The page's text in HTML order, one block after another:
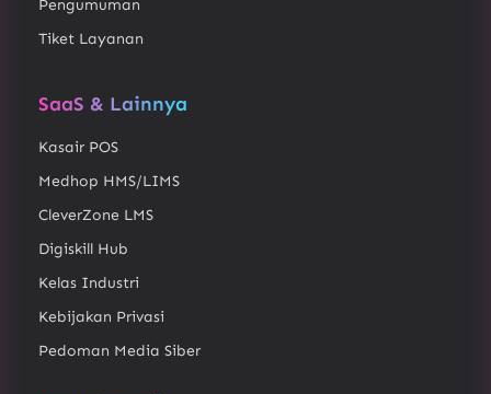
Pengumuman
Tiket Layanan
SaaS & Lainnya
Kasair POS
Medhop HMS/LIMS
CleverZone LMS
Digiskill Hub
Kelas Industri
Kebijakan Privasi
Pedoman Media Siber